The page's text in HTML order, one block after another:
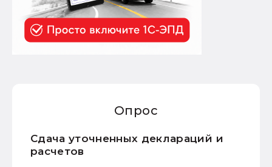
Опрос
Сдача уточненных деклараций и
расчетов